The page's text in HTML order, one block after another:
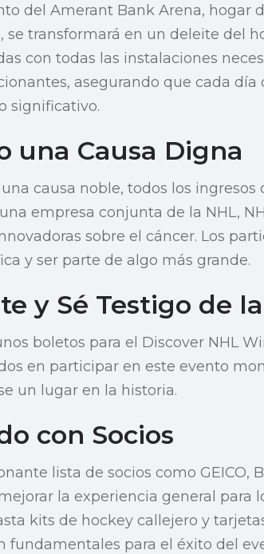
del Amerant Bank Arena, hogar
se transformará en un deleite del
con todas las instalaciones
asegurando que cada día
significativo.
una Causa Digna
causa noble, todos los
empresa conjunta de la NHL,
sobre el cáncer. Los
y ser parte de algo más grande.
y Sé Testigo de
boletos para el Discover NHL
en participar en este evento
un lugar en la historia.
con Socios
lista de socios como GEICO,
la experiencia general para
kits de hockey callejero y
fundamentales para el éxito del